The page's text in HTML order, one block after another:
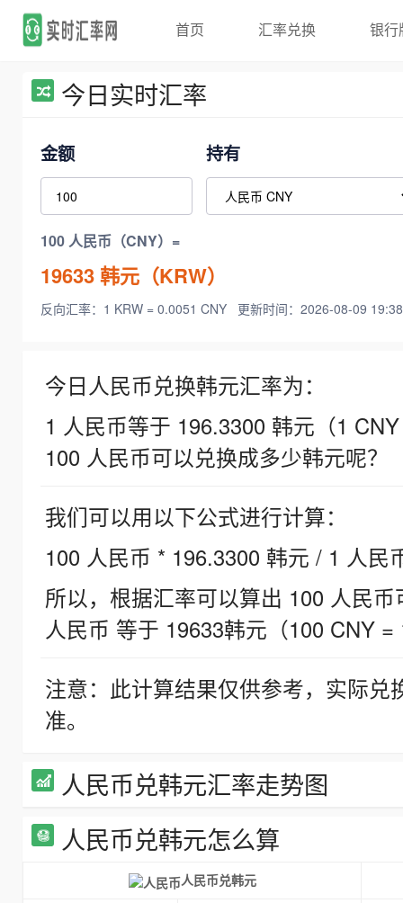
首页 汇率兑换 银行
今日实时汇率
金额 持有
100 人民币（CNY）=
19633韩元（KRW）
反向汇率：1 KRW = 0.0051 CNY 更新时间：2026-08-09
今日人民币兑换韩元汇率为：
1 人民币等于 196.3300 韩元（1
100 人民币可以兑换成多少韩元呢？
我们可以用以下公式进行计算：
100 人民币 * 196.3300 韩元 / 1 人民
所以，根据汇率可以算出 100 人民
人民币 等于 19633韩元（100 CNY =
注意：此计算结果仅供参考，实际
准。
人民币兑韩元汇率走势图
人民币兑韩元怎么算
人民币兑韩元